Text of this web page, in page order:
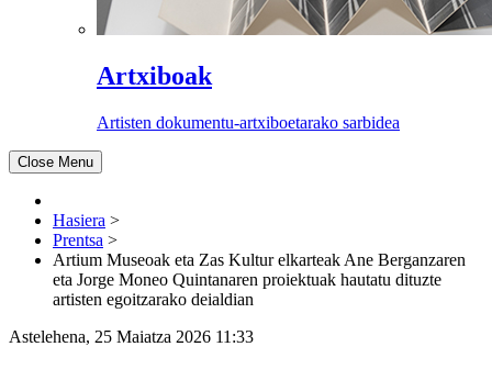
Artxiboak
Artisten dokumentu-artxiboetarako sarbidea
Close Menu
Hasiera >
Prentsa >
Artium Museoak eta Zas Kultur elkarteak Ane Berganzaren
eta Jorge Moneo Quintanaren proiektuak hautatu dituzte
artisten egoitzarako deialdian
Astelehena, 25 Maiatza 2026 11:33